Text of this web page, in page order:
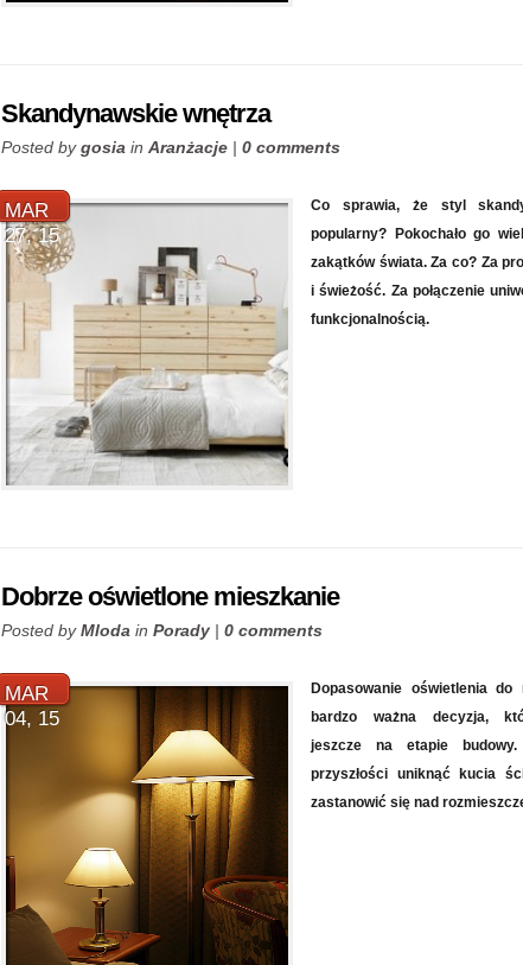
Skandynawskie wnętrza
Posted bygosia in Aranżacje | 0 comments
MAR
27, 15
Co sprawia, że styl
popularny? Pokochało go
zakątków świata. Za co? Za
i świeżość. Za połączenie
funkcjonalnością.
Dobrze oświetlone mieszkanie
Posted byMloda in Porady | 0 comments
MAR
04, 15
Dopasowanie oświetlenia
bardzo ważna decyzja,
jeszcze na etapie
przyszłości uniknąć kucia
zastanowić się nad